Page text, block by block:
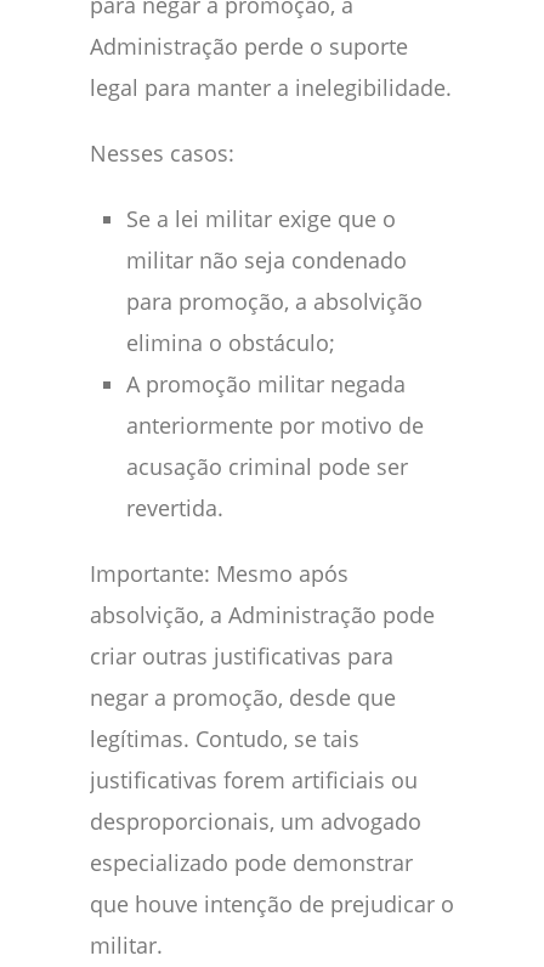
Administração perde o suporte
legal para manter a inelegibilidade.
Nesses casos:
Se a lei militar exige que o
militar não seja condenado
para promoção, a absolvição
elimina o obstáculo;
A promoção militar negada
anteriormente por motivo de
acusação criminal pode ser
revertida.
Importante: Mesmo após
absolvição, a Administração pode
criar outras justificativas para
negar a promoção, desde que
legítimas. Contudo, se tais
justificativas forem artificiais ou
desproporcionais, um advogado
especializado pode demonstrar
que houve intenção de prejudicar o
militar.